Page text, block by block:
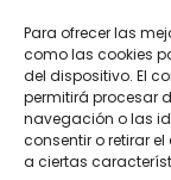
Para ofrecer las
como las cookies
del dispositivo. El
permitirá procesar
navegación o las
consentir o retirar
a ciertas
Aviso legal
Política de
Política de cookies